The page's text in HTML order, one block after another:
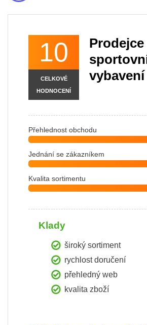
10
CELKOVÉ
HODNOCENÍ
Prodejce
vybavení
Přehlednost obchodu
Jednání se zákazníkem
Kvalita sortimentu
Klady
široký sortiment
rychlost doručení
přehledný web
kvalita zboží